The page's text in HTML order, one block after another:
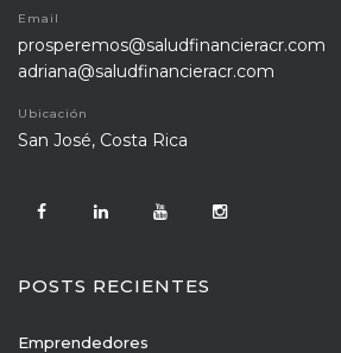
Email
prosperemos@saludfinancieracr.com
adriana@saludfinancieracr.com
Ubicación
San José, Costa Rica
POSTS RECIENTES
Emprendedore